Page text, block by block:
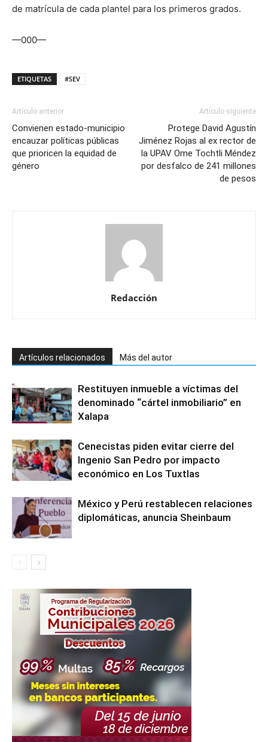
de matrícula de cada plantel para los primeros grados.
—000—
ETIQUETAS #SEV
Artículo anterior
Convienen estado-municipio
encauzar políticas públicas
que prioricen la equidad de
género
Artículo siguiente
Protege David Agustín
Jiménez Rojas al ex rector de
la UPAV Ome Tochtli Méndez
por desfalco de 241 millones
de pesos
Redacción
Artículos relacionados Más del autor
Restituyen inmueble a víctimas del
denominado “cártel inmobiliario” en
Xalapa
Cenecistas piden evitar cierre del
Ingenio San Pedro por impacto
económico en Los Tuxtlas
México y Perú restablecen relaciones
diplomáticas, anuncia Sheinbaum